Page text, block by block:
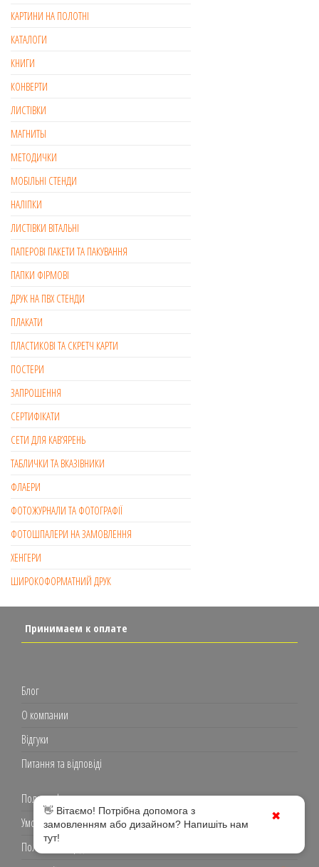
👋 Вітаємо! Потрібна допомога з
замовленням або дизайном? Напишіть нам
тут!
✖
КАРТИНИ НА ПОЛОТНІ
КАТАЛОГИ
КНИГИ
КОНВЕРТИ
ЛИСТІВКИ
МАГНИТЫ
МЕТОДИЧКИ
МОБІЛЬНІ СТЕНДИ
НАЛІПКИ
ЛИСТІВКИ ВІТАЛЬНІ
ПАПЕРОВІ ПАКЕТИ ТА ПАКУВАННЯ
ПАПКИ ФІРМОВІ
ДРУК НА ПВХ СТЕНДИ
ПЛАКАТИ
ПЛАСТИКОВІ ТА СКРЕТЧ КАРТИ
ПОСТЕРИ
ЗАПРОШЕННЯ
СЕРТИФІКАТИ
СЕТИ ДЛЯ КАВ’ЯРЕНЬ
ТАБЛИЧКИ ТА ВКАЗІВНИКИ
ФЛАЕРИ
ФОТОЖУРНАЛИ ТА ФОТОГРАФІЇ
ФОТОШПАЛЕРИ НА ЗАМОВЛЕННЯ
ХЕНГЕРИ
ШИРОКОФОРМАТНИЙ ДРУК
Принимаем к оплате
Блог
О компании
Відгуки
Питання та відповіді
Полиграфия
Умови використання
Політика конфіденційності